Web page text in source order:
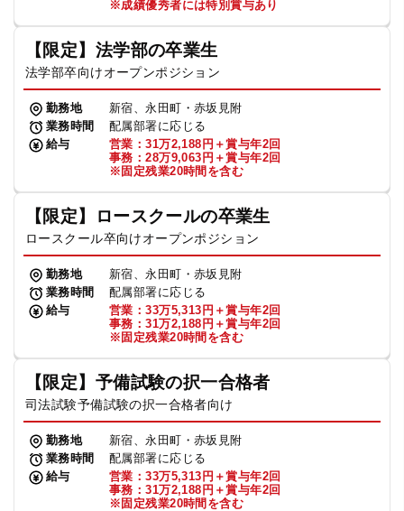
※成績優秀者には特別賞与あり
【限定】法学部の卒業生
法学部卒向けオープンポジション
勤務地
新宿、永田町・赤坂見附
業務時間
配属部署に応じる
給与
営業：31万2,188円＋賞与年2回
事務：28万9,063円＋賞与年2回
※固定残業20時間を含む
【限定】ロースクールの卒業生
ロースクール卒向けオープンポジション
勤務地
新宿、永田町・赤坂見附
業務時間
配属部署に応じる
給与
営業：33万5,313円＋賞与年2回
事務：31万2,188円＋賞与年2回
※固定残業20時間を含む
【限定】予備試験の択一合格者
司法試験予備試験の択一合格者向け
勤務地
新宿、永田町・赤坂見附
業務時間
配属部署に応じる
給与
営業：33万5,313円＋賞与年2回
事務：31万2,188円＋賞与年2回
※固定残業20時間を含む